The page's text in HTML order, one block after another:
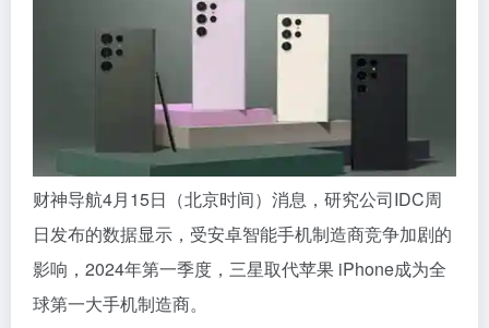
财神导航4月15日（北京时间）消息，研究公司IDC周
日发布的数据显示，受安卓智能手机制造商竞争加剧的
影响，2024年第一季度，三星取代苹果 iPhone成为全
球第一大手机制造商。